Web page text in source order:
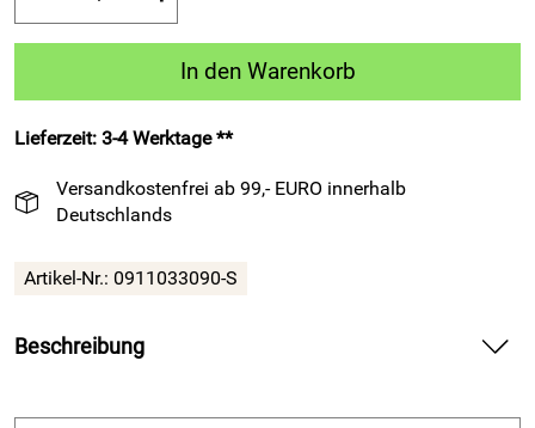
In den Warenkorb
Lieferzeit: 3-4 Werktage **
Versandkostenfrei ab 99,- EURO innerhalb
Deutschlands
Artikel-Nr.: 0911033090-S
Beschreibung
Tragekomfort für Training und Freizeit